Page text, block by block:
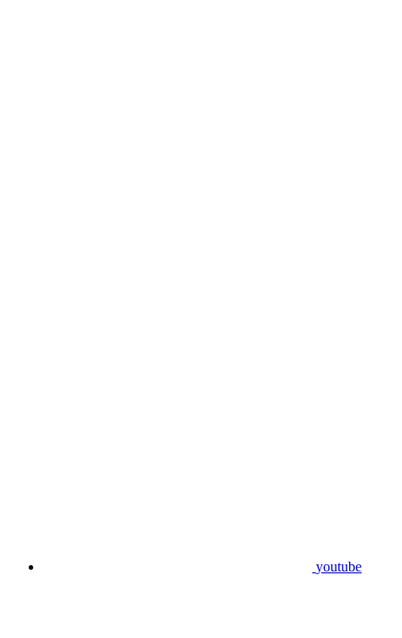
youtube